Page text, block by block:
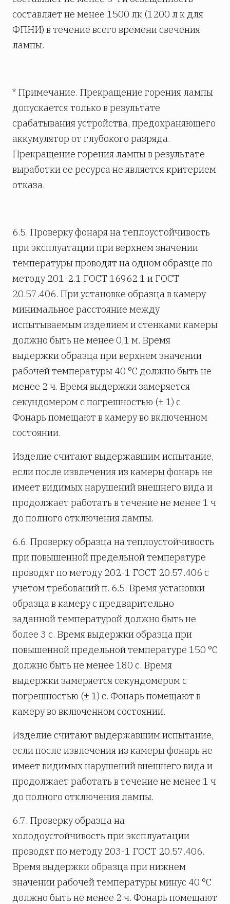
составляет не менее 1500 лк (1200 л к для
ФПНИ) в течение всего времени свечения
лампы.
* Примечание. Прекращение горения лампы
допускается только в результате
срабатывания устройства, предохраняющего
аккумулятор от глубокого разряда.
Прекращение горения лампы в результате
выработки ее ресурса не является критерием
отказа.
6.5. Проверку фонаря на теплоустойчивость
при эксплуатации при верхнем значении
температуры проводят на одном образце по
методу 201-2.1 ГОСТ 16962.1 и ГОСТ
20.57.406. При установке образца в камеру
минимальное расстояние между
испытываемым изделием и стенками камеры
должно быть не менее 0,1 м. Время
выдержки образца при верхнем значении
рабочей температуры 40 °С должно быть не
менее 2 ч. Время выдержки замеряется
секундомером с погрешностью (± 1) с.
Фонарь помещают в камеру во включенном
состоянии.
Изделие считают выдержавшим испытание,
если после извлечения из камеры фонарь не
имеет видимых нарушений внешнего вида и
продолжает работать в течение не менее 1 ч
до полного отключения лампы.
6.6. Проверку образца на теплоустойчивость
при повышенной предельной температуре
проводят по методу 202-1 ГОСТ 20.57.406 с
учетом требований п. 6.5. Время установки
образца в камеру с предварительно
заданной температурой должно быть не
более 3 с. Время выдержки образца при
повышенной предельной температуре 150 °С
должно быть не менее 180 с. Время
выдержки замеряется секундомером с
погрешностью (± 1) с. Фонарь помещают в
камеру во включенном состоянии.
Изделие считают выдержавшим испытание,
если после извлечения из камеры фонарь не
имеет видимых нарушений внешнего вида и
продолжает работать в течение не менее 1 ч
до полного отключения лампы.
6.7. Проверку образца на
холодоустойчивость при эксплуатации
проводят по методу 203-1 ГОСТ 20.57.406.
Время выдержки образца при нижнем
значении рабочей температуры минус 40 °С
должно быть не менее 2 ч. Фонарь помещают